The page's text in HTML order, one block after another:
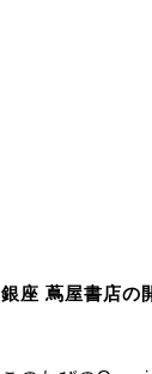
銀座 蔦屋書店の